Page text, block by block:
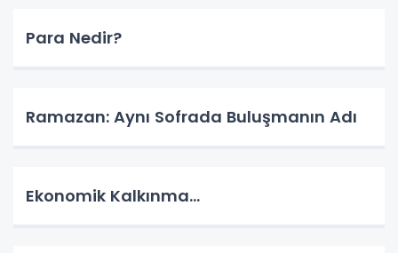
Para Nedir?
Ramazan: Aynı Sofrada Buluşmanın Adı
Ekonomik Kalkınma…